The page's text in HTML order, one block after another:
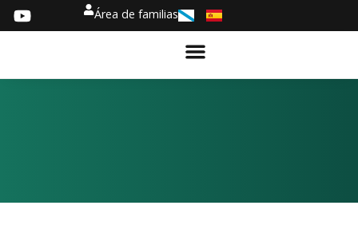
Área de familias